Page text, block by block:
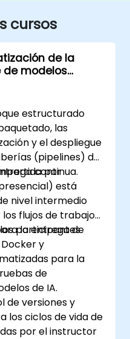
cursos
de la
de modelos
estructurado
las
y el despliegue
(pipelines) de
continua.
por
está
nivel intermedio
flujos de trabajo
la entrega de
y
participantes
para la
de
de IA.
de versiones y
los ciclos de vida de
por el instructor